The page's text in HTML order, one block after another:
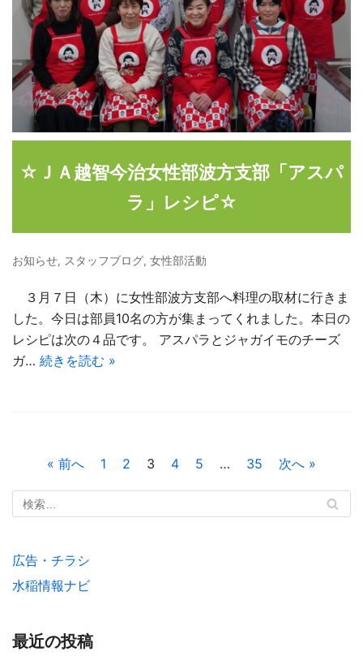
☆ＪＡ越智今治女性部波方支部「アスパ
ラ」レシピ☆
お知らせ, スタッフブログ, 女性部活動
３月７日（木）に女性部波方支部へ料理の取材に行きま
した。今日は部員10名の方が集まってくれました。本日の
レシピは次の４品です。 アスパラとジャガイモのチーズ
ガ… 続きを読む »
« 前へ 1 2 3 4 5 … 35 次へ »
広告・チラシ
水稲情報ナビ
最近の投稿